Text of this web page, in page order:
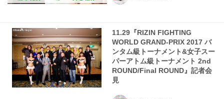
11.29『RIZIN FIGHTING
WORLD GRAND-PRIX 2017 バ
ンタム級トーナメント&女子スー
パーアトム級トーナメント 2nd
ROUND/Final ROUND』記者会
見